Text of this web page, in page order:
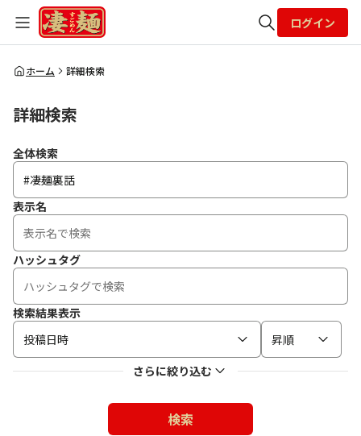
全体検索
ログイン
ホーム 詳細検索
詳細検索
全体検索
表示名
ハッシュタグ
検索結果表示
投稿日時
昇順
さらに絞り込む
検索